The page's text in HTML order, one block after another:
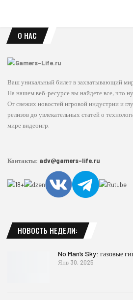
О НАС
Ваш уникальный билет в захватывающий
На нашем веб-ресурсе вы найдете все, что
От свежих новостей игровой индустрии и
релизов до увлекательных статей о
мире видеоигр.
Контакты: adv@gamers-life.ru
НОВОСТЬ НЕДЕЛИ:
No Man’s Sky: газовые
Янв 30, 2025